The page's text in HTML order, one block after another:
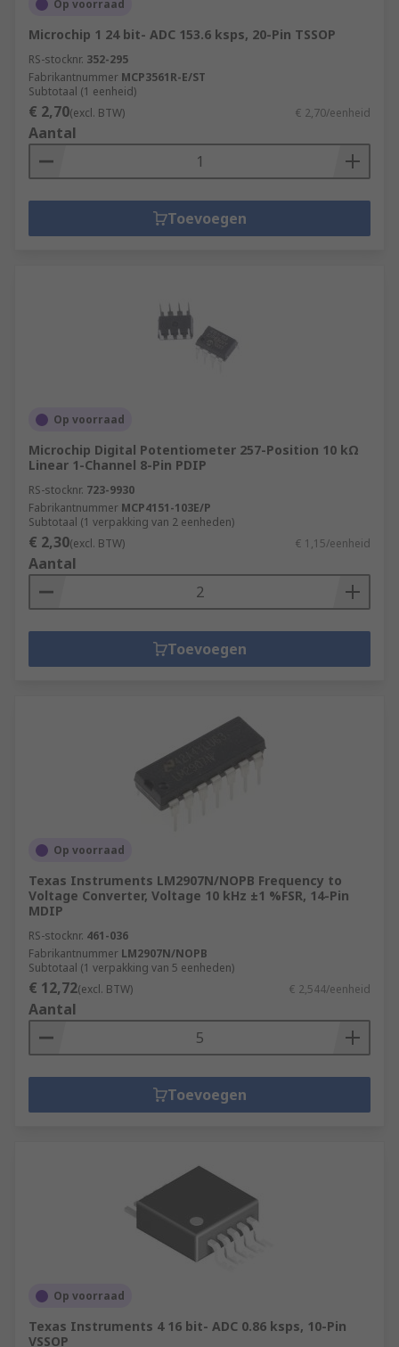
Op voorraad
Microchip 1 24 bit- ADC 153.6 ksps, 20-Pin TSSOP
RS-stocknr. 352-295
Fabrikantnummer MCP3561R-E/ST
Subtotaal (1 eenheid)
€ 2,70(excl. BTW) € 2,70/eenheid
Aantal
Toevoegen
Op voorraad
Microchip Digital Potentiometer 257-Position 10 kΩ
Linear 1-Channel 8-Pin PDIP
RS-stocknr. 723-9930
Fabrikantnummer MCP4151-103E/P
Subtotaal (1 verpakking van 2 eenheden)
€ 2,30(excl. BTW) € 1,15/eenheid
Aantal
Toevoegen
Op voorraad
Texas Instruments LM2907N/NOPB Frequency to
Voltage Converter, Voltage 10 kHz ±1 %FSR, 14-Pin
MDIP
RS-stocknr. 461-036
Fabrikantnummer LM2907N/NOPB
Subtotaal (1 verpakking van 5 eenheden)
€ 12,72(excl. BTW) € 2,544/eenheid
Aantal
Toevoegen
Op voorraad
Texas Instruments 4 16 bit- ADC 0.86 ksps, 10-Pin
VSSOP